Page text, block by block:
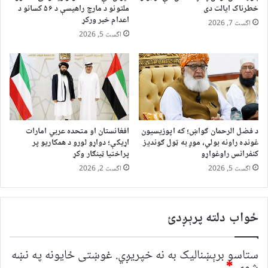
خطرناک ایالت دی
اگست 7, 2026
ملتونو د مارچ راهیسې د ۵۶ کسانو د
اعدام خبر ورکړ
اگست 5, 2026
د فضل الرحمان ګواښ؛ که اپوزیسیون
غونډه راونه بولي، موږ به ټول ګوندیز
کنفرانس راوغواړو
اگست 5, 2026
افغانستان او متحده عربي امارات
اړیکې؛ دواړو لورو د همکاریو پر
پراختیا ټینګار وکړ
اگست 2, 2026
ځواب دلته پرېږدئ
ستاسو برېښناليک به نه خپريږي. غوښتى ځایونه په نښه